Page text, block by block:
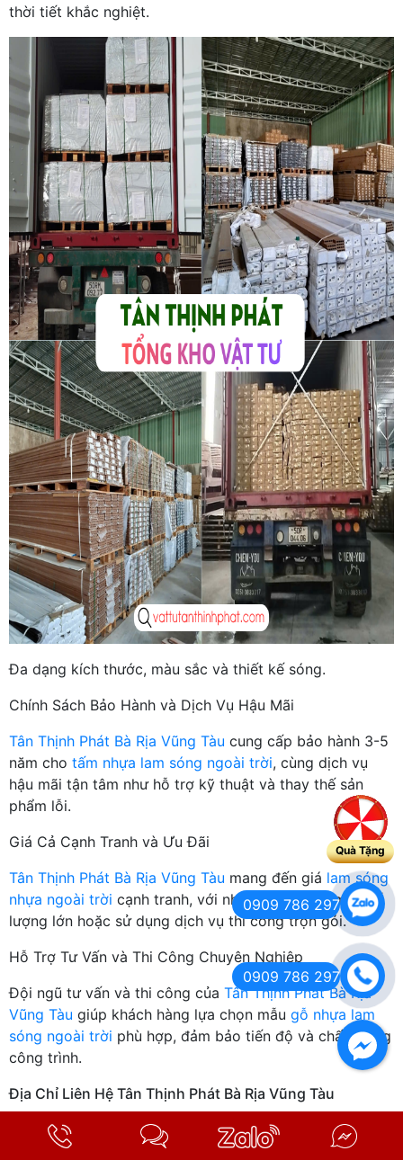
thời tiết khắc nghiệt.
Đa dạng kích thước, màu sắc và thiết kế sóng.
Chính Sách Bảo Hành và Dịch Vụ Hậu Mãi
Tân Thịnh Phát Bà Rịa Vũng Tàu cung cấp bảo hành 3-5
năm cho tấm nhựa lam sóng ngoài trời, cùng dịch vụ
hậu mãi tận tâm như hỗ trợ kỹ thuật và thay thế sản
phẩm lỗi.
Giá Cả Cạnh Tranh và Ưu Đãi
Tân Thịnh Phát Bà Rịa Vũng Tàu mang đến giá lam sóng
nhựa ngoài trời cạnh tranh, với nhiều ưu đãi khi mua số
lượng lớn hoặc sử dụng dịch vụ thi công trọn gói.
Hỗ Trợ Tư Vấn và Thi Công Chuyên Nghiệp
Đội ngũ tư vấn và thi công của Tân Thịnh Phát Bà Rịa
Vũng Tàu giúp khách hàng lựa chọn mẫu gỗ nhựa lam
sóng ngoài trời phù hợp, đảm bảo tiến độ và chất lượng
công trình.
Địa Chỉ Liên Hệ Tân Thịnh Phát Bà Rịa Vũng Tàu
Địa chỉ hệ thống cửa hàng:
Quà Tặng
0909 786 297
0909 786 297